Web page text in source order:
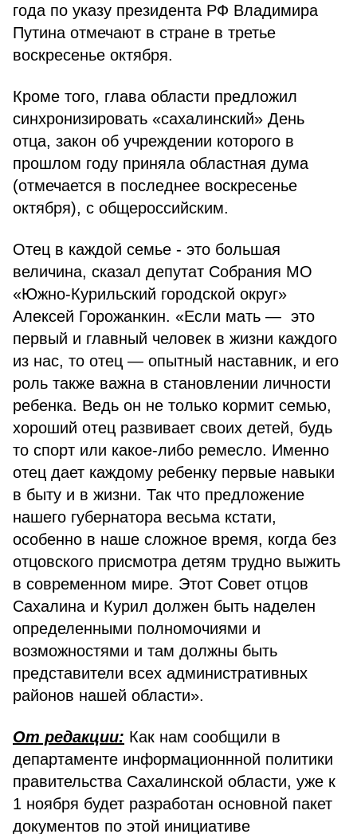
года по указу президента РФ Владимира
Путина отмечают в стране в третье
воскресенье октября.
Кроме того, глава области предложил
синхронизировать «сахалинский» День
отца, закон об учреждении которого в
прошлом году приняла областная дума
(отмечается в последнее воскресенье
октября), с общероссийским.
Отец в каждой семье - это большая
величина, сказал депутат Собрания МО
«Южно-Курильский городской округ»
Алексей Горожанкин. «Если мать — это
первый и главный человек в жизни каждого
из нас, то отец — опытный наставник, и его
роль также важна в становлении личности
ребенка. Ведь он не только кормит семью,
хороший отец развивает своих детей, будь
то спорт или какое-либо ремесло. Именно
отец дает каждому ребенку первые навыки
в быту и в жизни. Так что предложение
нашего губернатора весьма кстати,
особенно в наше сложное время, когда без
отцовского присмотра детям трудно выжить
в современном мире. Этот Совет отцов
Сахалина и Курил должен быть наделен
определенными полномочиями и
возможностями и там должны быть
представители всех административных
районов нашей области».
От редакции: Как нам сообщили в
департаменте информационнной политики
правительства Сахалинской области, уже к
1 ноября будет разработан основной пакет
документов по этой инициативе